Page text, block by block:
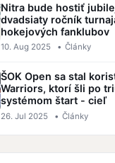
Nitra bude hostiť
dvadsiaty ročník
hokejových fanklubov
10. Aug 2025 • Články
ŠOK Open sa stal
Warriors, ktorí šli po
systémom štart - cieľ
26. Jul 2025 • Články